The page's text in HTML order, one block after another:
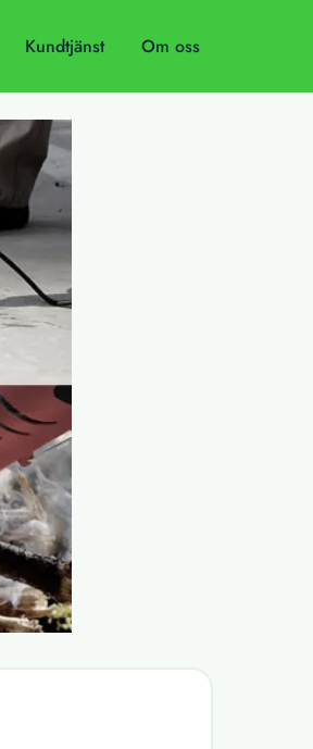
Kundtjänst Om oss